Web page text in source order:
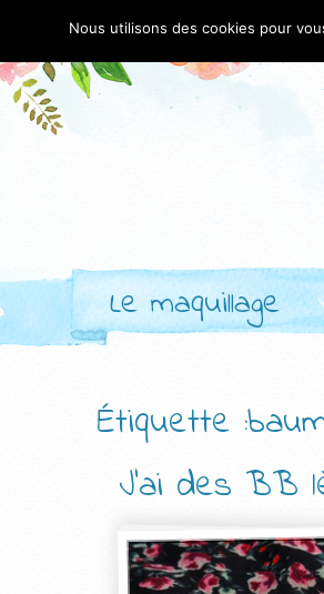
Le maquillage
Étiquette
J’ai des BB
Nous utilisons des cookies pour